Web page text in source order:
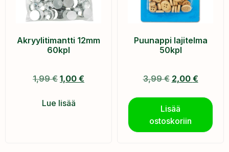
Akryylitimantti 12mm
60kpl
1,99€ 1,00 €
Lue lisää
Puunappi lajitelma
50kpl
3,99€ 2,00 €
Lisää
ostoskoriin